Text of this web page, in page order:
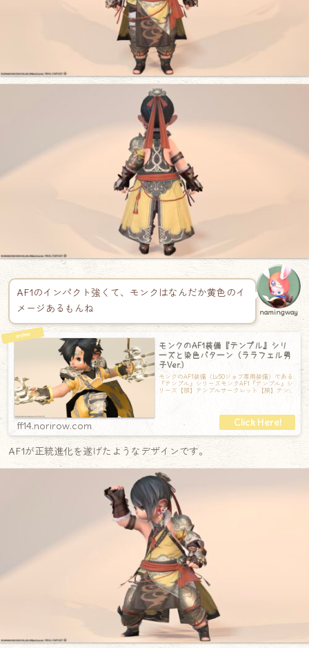
AF1のインパクト強くて、モンクはなんだか黄色のイ
メージあるもんね
namingway
モンクのAF1装備『テンプル』シリ
ーズと染色パターン（ララフェル男
子Ver.）
モンクのAF1装備（Lv50ジョブ専用装備）である
『テンプル』シリーズモンクAF1『テンプル』シ
リーズ【頭】テンプルサークレット【胴】テン
ff14.norirow.com
AF1が正統進化を遂げたようなデザインです。